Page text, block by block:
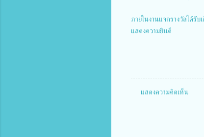
ภายในงานแจกรางวัลได้รั
แสดงความยินดี
แสดงความคิดเห็น